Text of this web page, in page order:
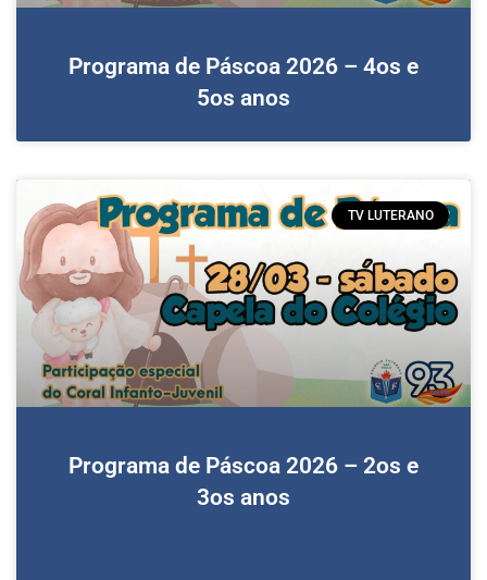
Programa de Páscoa 2026 – 4os e
5os anos
TV LUTERANO
Programa de Páscoa 2026 – 2os e
3os anos